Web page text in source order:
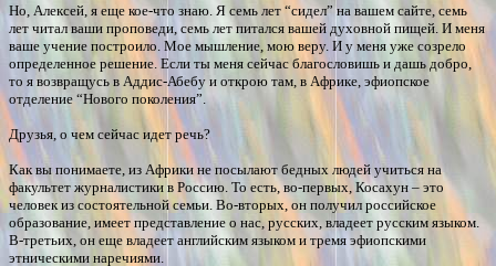
Но, Алексей, я еще кое-что знаю. Я семь лет “сидел” на вашем сайте, семь
лет читал ваши проповеди, семь лет питался вашей духовной пищей. И меня
ваше учение построило. Мое мышление, мою веру. И у меня уже созрело
определенное решение. Если ты меня сейчас благословишь и дашь добро,
то я возвращусь в Аддис-Абебу и открою там, в Африке, эфиопское
отделение “Нового поколения”.
Друзья, о чем сейчас идет речь?
Как вы понимаете, из Африки не посылают бедных людей учиться на
факультет журналистики в Россию. То есть, во-первых, Косахун – это
человек из состоятельной семьи. Во-вторых, он получил российское
образование, имеет представление о нас, русских, владеет русским языком.
В-третьих, он еще владеет английским языком и тремя эфиопскими
этническими наречиями.